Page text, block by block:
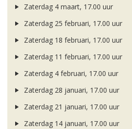
Zaterdag 4 maart, 17.00 uur
Zaterdag 25 februari, 17.00 uur
Zaterdag 18 februari, 17.00 uur
Zaterdag 11 februari, 17.00 uur
Zaterdag 4 februari, 17.00 uur
Zaterdag 28 januari, 17.00 uur
Zaterdag 21 januari, 17.00 uur
Zaterdag 14 januari, 17.00 uur